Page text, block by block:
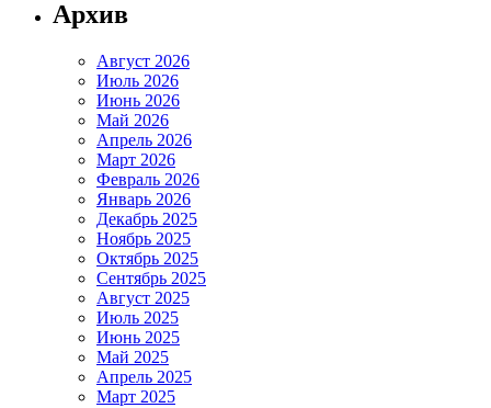
Архив
Август 2026
Июль 2026
Июнь 2026
Май 2026
Апрель 2026
Март 2026
Февраль 2026
Январь 2026
Декабрь 2025
Ноябрь 2025
Октябрь 2025
Сентябрь 2025
Август 2025
Июль 2025
Июнь 2025
Май 2025
Апрель 2025
Март 2025